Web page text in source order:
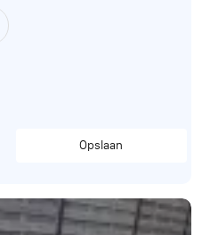
Opslaan